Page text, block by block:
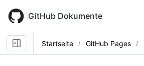
main
content
GitHub Dokumente
Startseite GitHub Pages